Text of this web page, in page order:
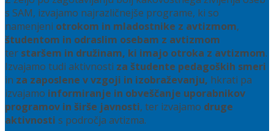
s SAM, izvajamo najrazličnejše programe, ki so
namenjeni otrokom in mladostnike z avtizmom,
študentom in odraslim osebam z avtizmom
ter staršem in družinam, ki imajo otroka z avtizmom.
Izvajamo tudi aktivnosti za študente pedagoških smeri
in za zaposlene v vzgoji in izobraževanju, hkrati pa
izvajamo informiranje in obveščanje uporabnikov
programov in širše javnosti, ter izvajamo druge
aktivnosti s področja avtizma.